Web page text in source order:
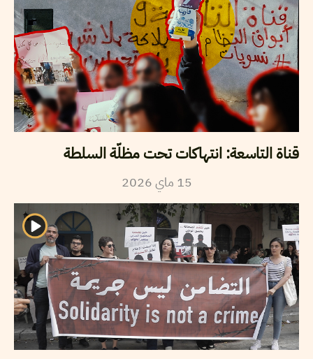
قناة التاسعة: انتهاكات تحت مظلّة السلطة
15 ماي2026